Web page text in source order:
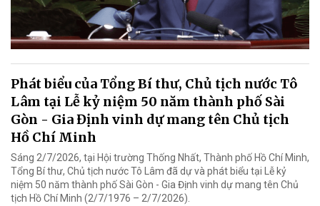
Phát biểu của Tổng Bí thư, Chủ tịch nước Tô
Lâm tại Lễ kỷ niệm 50 năm thành phố Sài
Gòn - Gia Định vinh dự mang tên Chủ tịch
Hồ Chí Minh
Sáng 2/7/2026, tại Hội trường Thống Nhất, Thành phố Hồ Chí Minh,
Tổng Bí thư, Chủ tịch nước Tô Lâm đã dự và phát biểu tại Lễ kỷ
niệm 50 năm thành phố Sài Gòn - Gia Định vinh dự mang tên Chủ
tịch Hồ Chí Minh (2/7/1976 – 2/7/2026).